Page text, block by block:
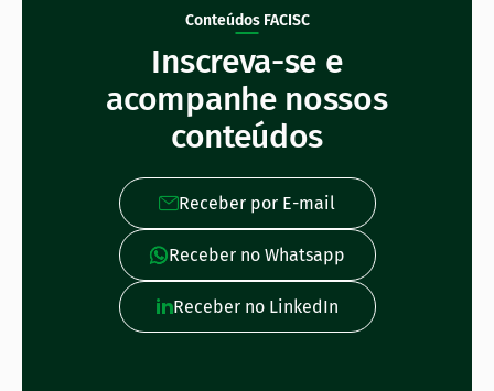
Inscreva-se e
acompanhe nossos
conteúdos
Conteúdos FACISC
Receber por E-mail
Receber no Whatsapp
Receber no LinkedIn